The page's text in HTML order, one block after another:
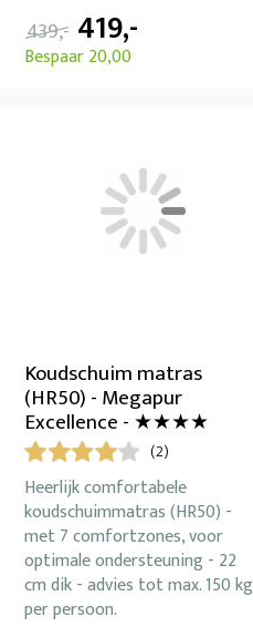
439,- 419,-
Bespaar 20,00
Koudschuim matras
(HR50) - Megapur
Excellence - ★★★★
(2)
Heerlijk comfortabele
koudschuimmatras (HR50) -
met 7 comfortzones, voor
optimale ondersteuning - 22
cm dik - advies tot max. 150 kg
per persoon.